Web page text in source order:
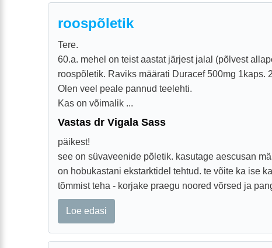
roospõletik
Tere.
60.a. mehel on teist aastat järjest jalal (põlvest
roospõletik. Raviks määrati Duracef 500mg 1kaps.
Olen veel peale pannud teelehti.
Kas on võimalik ...
Vastas dr Vigala Sass
päikest!
see on süvaveenide põletik. kasutage aescusan
on hobukastani ekstarktidel tehtud. te võite ka ise
tõmmist teha - korjake praegu noored võrsed ja
Loe edasi